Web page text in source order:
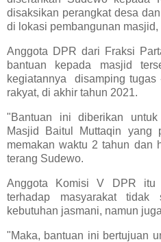
disaksikan perangkat desa
di lokasi pembangunan masjid,
Anggota DPR dari Fraksi
bantuan kepada masjid
kegiatannya disamping tugas
rakyat, di akhir tahun 2021.
"Bantuan ini diberikan untuk
Masjid Baitul Muttaqin yang
memakan waktu 2 tahun dan
terang Sudewo.
Anggota Komisi V DPR itu
terhadap masyarakat tidak
kebutuhan jasmani, namun
"Maka, bantuan ini bertujuan